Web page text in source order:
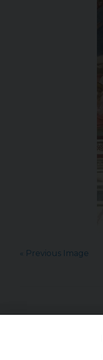
« Previous Image